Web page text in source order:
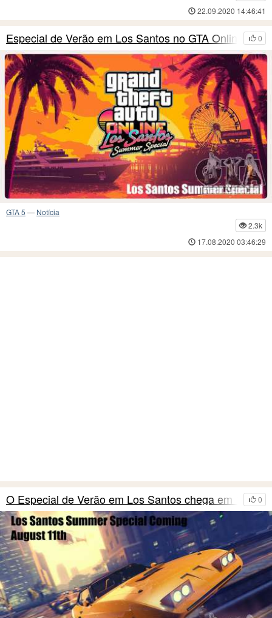
22.09.2020 14:46:41
0
Especial de Verão em Los Santos no GTA Online
GTA 5 — Notícia
2.3k
17.08.2020 03:46:29
0
O Especial de Verão em Los Santos chega em 11/08